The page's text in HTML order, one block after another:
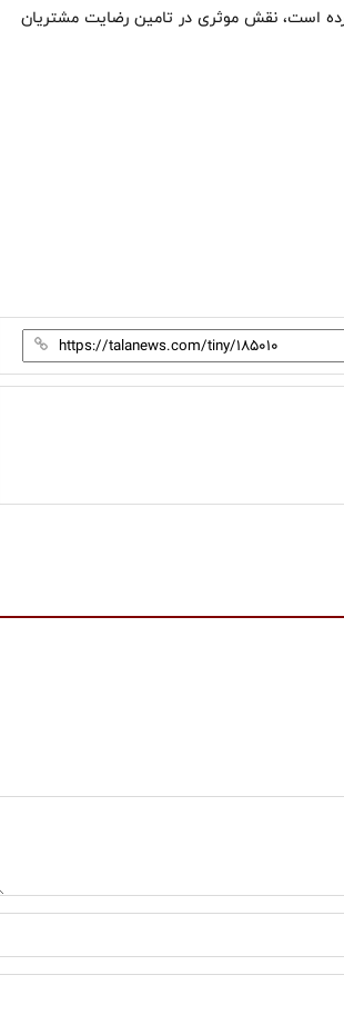
است، نقش موثری در تامین رضایت مشتریان